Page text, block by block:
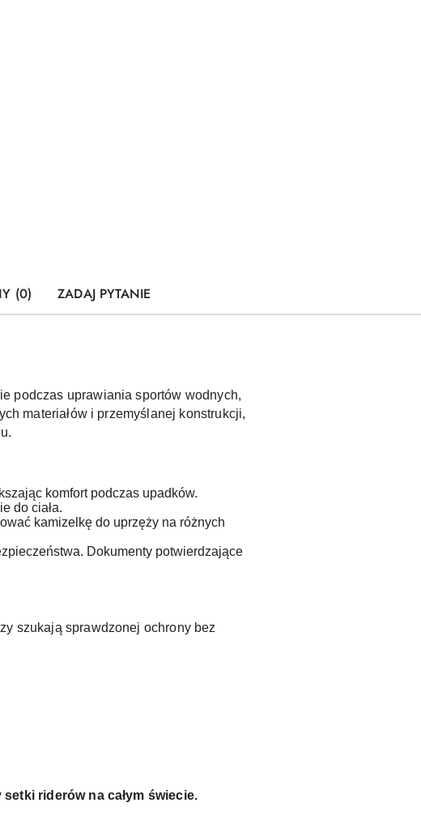
(0) ZADAJ PYTANIE
podczas uprawiania sportów wodnych,
materiałów i przemyślanej konstrukcji,
komfort podczas upadków.
do ciała.
kamizelkę do uprzęży na różnych
Dokumenty potwierdzające
szukają sprawdzonej ochrony bez
riderów na całym świecie.